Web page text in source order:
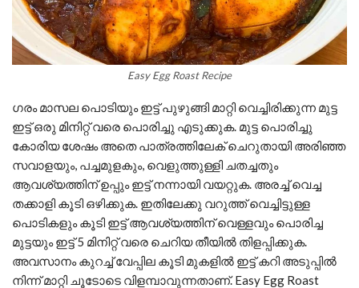
Easy Egg Roast Recipe
ഗരം മാസല പൊടിയും ഇട്ട് പുഴുങ്ങി മാറ്റി വെച്ചിരിക്കുന്ന മുട്ട
ഇട്ട് ഒരു മിനിറ്റ് വരെ പൊരിച്ചു എടുക്കുക. മുട്ട പൊരിച്ചു
കോരിയ ശേഷം അതെ പാത്രത്തിലേക് ചെറുതായി അരിഞ്ഞ
സവാളയും, പച്ചമുളകും, വെളുത്തുള്ളി ചതച്ചതും
ആവശ്യത്തിന് ഉപ്പും ഇട്ട് നന്നായി വയറ്റുക. അരച്ച് വെച്ച
തക്കാളി കൂടി ഒഴിക്കുക. ഇതിലേക്കു വറുത്ത് വെച്ചിട്ടുള്ള
പൊടികളും കൂടി ഇട്ട് ആവശ്യത്തിന് വെള്ളവും പൊരിച്ച
മുട്ടയും ഇട്ട് 5 മിനിറ്റ് വരെ ചെറിയ തീയിൽ തിളപ്പിക്കുക.
അവസാനം കുറച്ച് വേപ്പില കൂടി മുകളിൽ ഇട്ട് കറി അടുപ്പിൽ
നിന്ന് മാറ്റി ചൂടോടെ വിളമ്പാവുന്നതാണ്. Easy Egg Roast